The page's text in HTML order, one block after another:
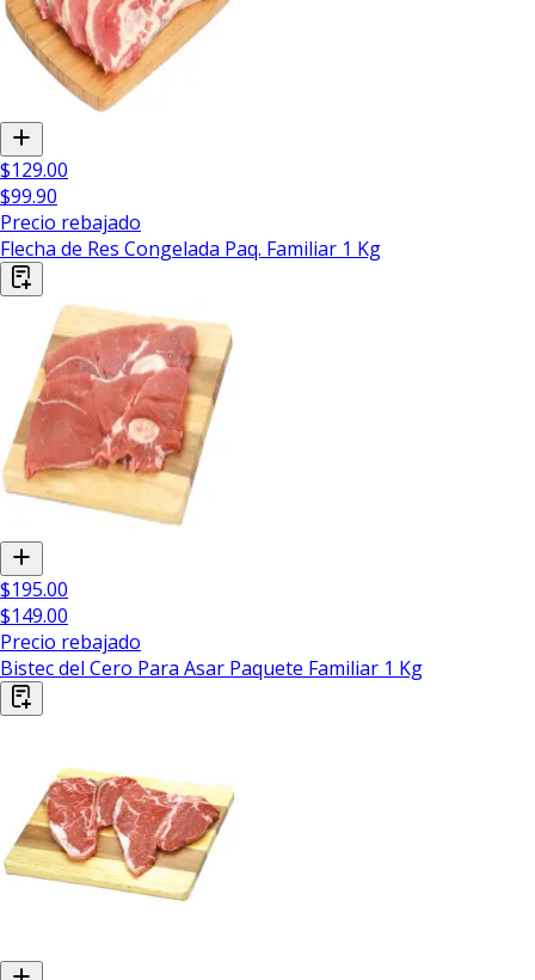
$129.00
$99.90
Precio rebajado
Flecha de Res Congelada Paq. Familiar 1 Kg
$195.00
$149.00
Precio rebajado
Bistec del Cero Para Asar Paquete Familiar 1 Kg